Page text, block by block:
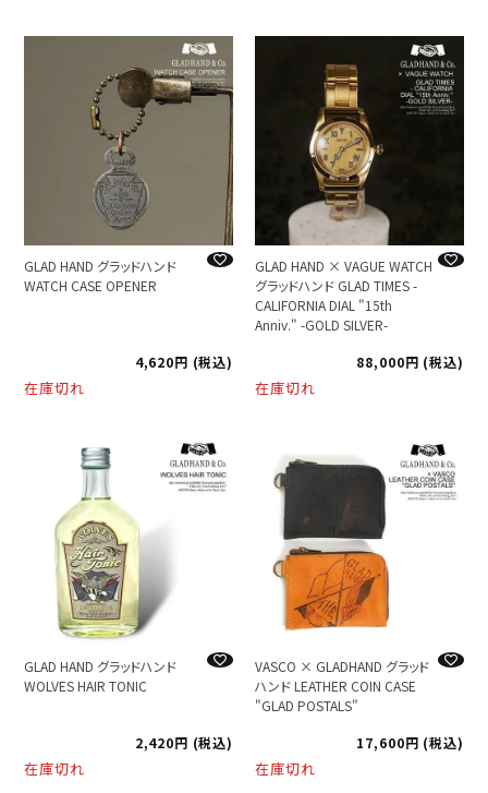
GLAD HAND グラッドハンド
WATCH CASE OPENER
4,620 税込
在庫切れ
GLAD HAND × VAGUE WATCH
グラッドハンド GLAD TIMES -
CALIFORNIA DIAL "15th
Anniv." -GOLD SILVER-
88,000
税込
在庫切れ
GLAD HAND グラッドハンド
WOLVES HAIR TONIC
2,420 税込
在庫切れ
VASCO × GLADHAND グラッド
ハンド LEATHER COIN CASE
"GLAD POSTALS"
17,600
税込
在庫切れ